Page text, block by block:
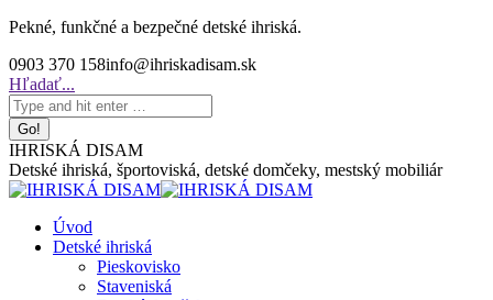
Skip
content
Pekné, funkčné a bezpečné detské ihriská.
0903 370 158info@ihriskadisam.sk
Search:
Hľadať...
IHRISKÁ DISAM
Detské ihriská, športoviská, detské domčeky, mestský mobiliár
Úvod
Detské ihriská
Pieskovisko
Staveniská